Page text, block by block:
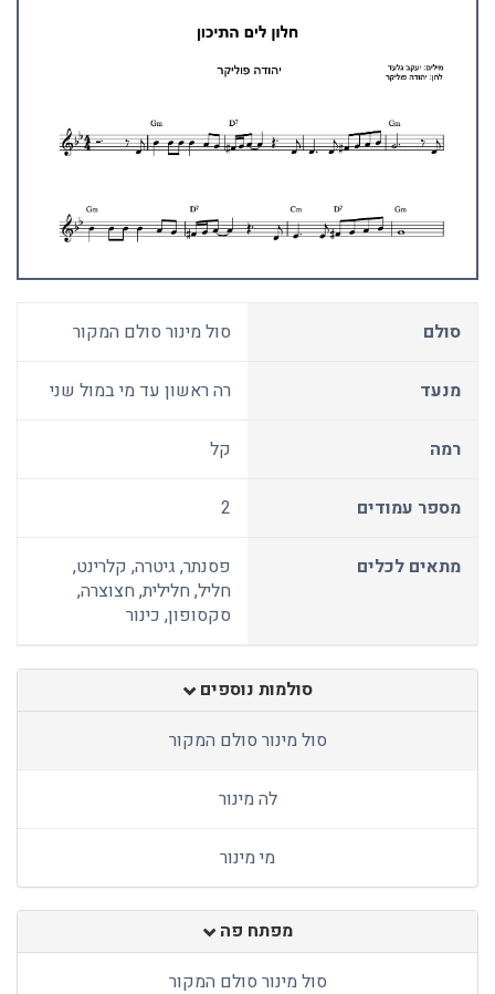
סולם סול מינור סולם המקור
מנעד רה ראשון עד מי במול שני
רמה קל
מספר עמודים 2
מתאים לכלים
פסנתר, גיטרה, קלרינט,
חליל, חלילית, חצוצרה,
סקסופון, כינור
סולמות נוספים
סול מינור סולם המקור
לה מינור
מי מינור
מפתח פה
סול מינור סולם המקור